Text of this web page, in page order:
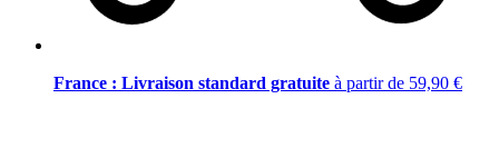
France : Livraison standard gratuite à partir de 59,90 €